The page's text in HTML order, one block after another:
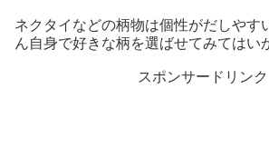
ネクタイなどの柄物は個性がだしやす
ん自身で好きな柄を選ばせてみてはい
スポンサードリンク